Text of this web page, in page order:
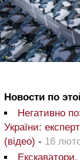
Новости по
Негативно
України:
(відео) - 16